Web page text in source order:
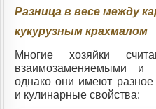
Разница в весе между
кукурузным крахмалом
Многие хозяйки
взаимозаменяемыми и
однако они имеют разное
и кулинарные свойства: